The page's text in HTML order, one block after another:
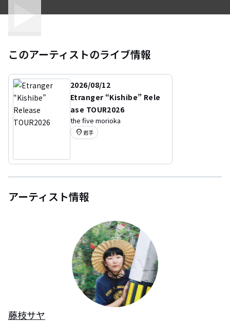
このアーティストのライブ情報
2026/08/12
Etranger “Kishibe” Rele
ase TOUR2026
the five morioka
location_on 岩手
アーティスト情報
藤枝サヤ